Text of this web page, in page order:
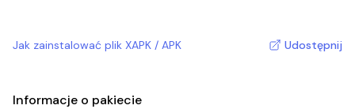
Jak zainstalować plik XAPK / APK Udostępnij
Informacje o pakiecie